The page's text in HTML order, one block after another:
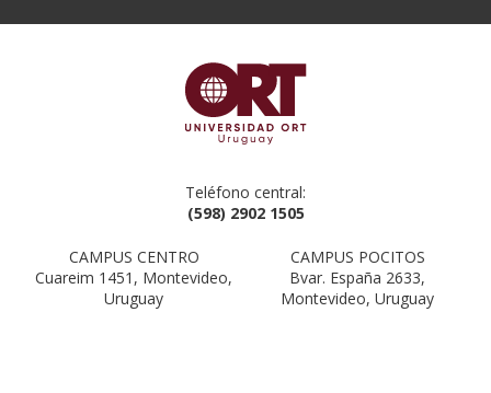
Teléfono central:
(598) 2902 1505
CAMPUS CENTRO
Cuareim 1451, Montevideo,
Uruguay
CAMPUS POCITOS
Bvar. España 2633,
Montevideo, Uruguay